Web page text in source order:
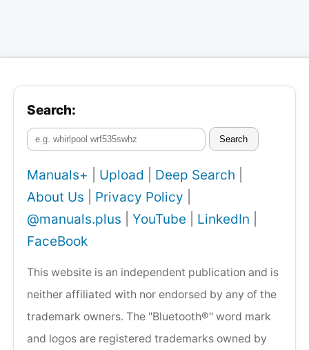
Search:
Search
Manuals+ Upload Deep Search
About Us
Privacy Policy
@manuals.plus
YouTube LinkedIn
FaceBook
This website is an independent publication and is
neither affiliated with nor endorsed by any of the
trademark owners. The "Bluetooth®" word mark
and logos are registered trademarks owned by